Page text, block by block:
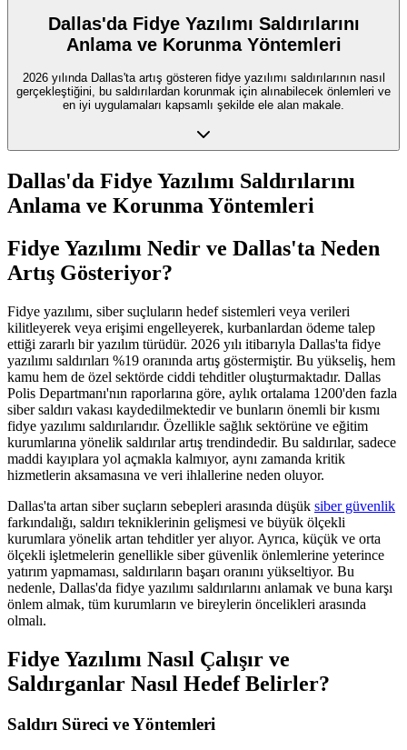
Dallas'da Fidye Yazılımı Saldırılarını
Anlama ve Korunma Yöntemleri
2026 yılında Dallas'ta artış gösteren fidye yazılımı saldırılarının nasıl
gerçekleştiğini, bu saldırılardan korunmak için alınabilecek önlemleri ve
en iyi uygulamaları kapsamlı şekilde ele alan makale.
Dallas'da Fidye Yazılımı Saldırılarını
Anlama ve Korunma Yöntemleri
Fidye Yazılımı Nedir ve Dallas'ta Neden
Artış Gösteriyor?
Fidye yazılımı, siber suçluların hedef sistemleri veya verileri
kilitleyerek veya erişimi engelleyerek, kurbanlardan ödeme talep
ettiği zararlı bir yazılım türüdür. 2026 yılı itibarıyla Dallas'ta fidye
yazılımı saldırıları %19 oranında artış göstermiştir. Bu yükseliş, hem
kamu hem de özel sektörde ciddi tehditler oluşturmaktadır. Dallas
Polis Departmanı'nın raporlarına göre, aylık ortalama 1200'den fazla
siber saldırı vakası kaydedilmektedir ve bunların önemli bir kısmı
fidye yazılımı saldırılarıdır. Özellikle sağlık sektörüne ve eğitim
kurumlarına yönelik saldırılar artış trendindedir. Bu saldırılar, sadece
maddi kayıplara yol açmakla kalmıyor, aynı zamanda kritik
hizmetlerin aksamasına ve veri ihlallerine neden oluyor.
Dallas'ta artan siber suçların sebepleri arasında düşük siber güvenlik
farkındalığı, saldırı tekniklerinin gelişmesi ve büyük ölçekli
kurumlara yönelik artan tehditler yer alıyor. Ayrıca, küçük ve orta
ölçekli işletmelerin genellikle siber güvenlik önlemlerine yeterince
yatırım yapmaması, saldırıların başarı oranını yükseltiyor. Bu
nedenle, Dallas'da fidye yazılımı saldırılarını anlamak ve buna karşı
önlem almak, tüm kurumların ve bireylerin öncelikleri arasında
olmalı.
Fidye Yazılımı Nasıl Çalışır ve
Saldırganlar Nasıl Hedef Belirler?
Saldırı Süreci ve Yöntemleri